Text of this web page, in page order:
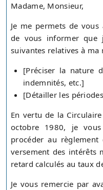
Madame, Monsieur,
Je me permets de
de vous informer que
suivantes relatives à ma
[Préciser la nature
indemnités, etc.]
[Détailler les
En vertu de la
octobre 1980, je
procéder au règlement
versement des intérêts
retard calculés au taux
Je vous remercie par